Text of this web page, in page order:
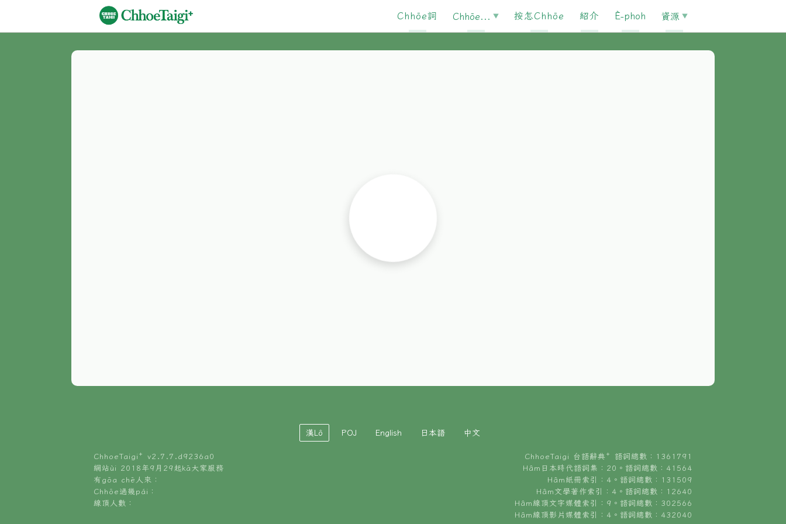
Chhōe詞 Chhōe... 按怎Chhōe 紹介 È-phoh 資源
漢Lô POJ English 日本語 中文
ChhoeTaigi⁺ v2.7.7.d9236a0
網站ùi 2018年9月29起kā大家服務
有gōa chē人來：
Chhōe過幾pái：
線頂人數：
ChhoeTaigi 台語辭典⁺ 語詞總數：1361791
Hâm日本時代語詞集：20。語詞總數：41564
Hâm紙冊索引：4。語詞總數：131509
Hâm文學著作索引：4。語詞總數：12640
Hâm線頂文字媒體索引：9。語詞總數：302566
Hâm線頂影片媒體索引：4。語詞總數：432040